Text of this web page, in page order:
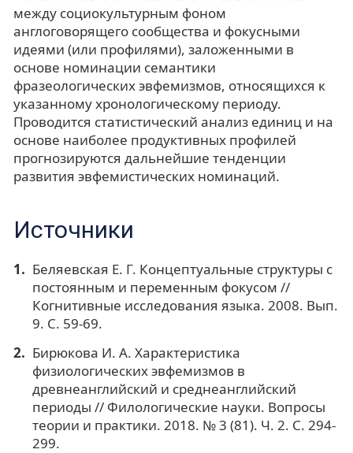
между социокультурным фоном
англоговорящего сообщества и фокусными
идеями (или профилями), заложенными в
основе номинации семантики
фразеологических эвфемизмов, относящихся к
указанному хронологическому периоду.
Проводится статистический анализ единиц и на
основе наиболее продуктивных профилей
прогнозируются дальнейшие тенденции
развития эвфемистических номинаций.
Источники
Беляевская Е. Г. Концептуальные структуры с
постоянным и переменным фокусом //
Когнитивные исследования языка. 2008. Вып.
9. С. 59-69.
Бирюкова И. А. Характеристика
физиологических эвфемизмов в
древнеанглийский и среднеанглийский
периоды // Филологические науки. Вопросы
теории и практики. 2018. № 3 (81). Ч. 2. С. 294-
299.